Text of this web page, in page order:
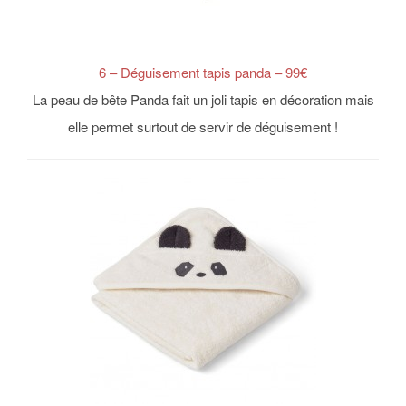
6 – Déguisement tapis panda – 99€
La peau de bête Panda fait un joli tapis en décoration mais
elle permet surtout de servir de déguisement !